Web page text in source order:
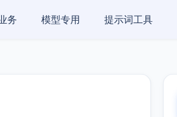
务 模型专用 提示词工具